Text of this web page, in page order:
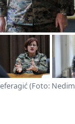
(Foto: